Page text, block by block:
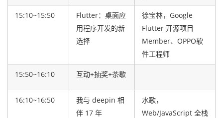
15:10~15:50
Flutter：桌面应
用程序开发的新
选择
徐宝林，Google
Flutter 开源项目
Member、OPPO软
件工程师
15:50~16:10 互动+抽奖+茶歇
16:10~16:50
我与 deepin 相
伴 17 年
水歌，
Web/JavaScript 全栈